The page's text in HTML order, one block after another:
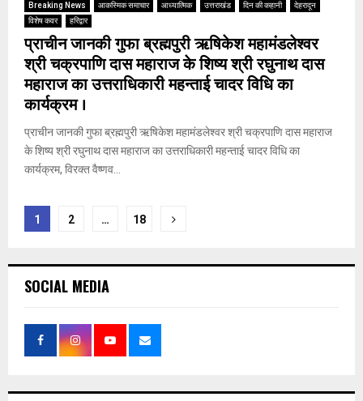
Breaking News आकस्मिक समाचार आध्यात्मिक उत्तराखंड दिन की कहानी
देहरादून
विशेष कवर
हरिद्वार
प्राचीन जानकी गुफा ब्रह्मपुरी ऋषिकेश महामंडलेश्वर
श्री चक्रपाणि दास महाराज के शिष्य श्री रघुनाथ दास
महाराज का उत्तराधिकारी महन्ताई चादर विधि का
कार्यक्रम ।
प्राचीन जानकी गुफा ब्रह्मपुरी ऋषिकेश महामंडलेश्वर श्री चक्रपाणि दास महाराज
के शिष्य श्री रघुनाथ दास महाराज का उत्तराधिकारी महन्ताई चादर विधि का
कार्यक्रम, विरक्त वैष्णव...
Posts
1 2 … 18
SOCIAL MEDIA